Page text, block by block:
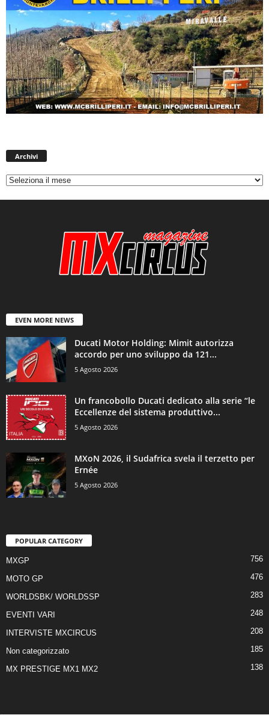
Archivi
EVEN MORE NEWS
Ducati Motor Holding: Mimit autorizza
accordo per uno sviluppo da 121...
5 Agosto 2026
Un francobollo Ducati dedicato alla serie “le
Eccellenze del sistema produttivo...
5 Agosto 2026
MXoN 2026, il Sudafrica svela il terzetto per
Ernée
5 Agosto 2026
POPULAR CATEGORY
MXGP 756
MOTO GP 476
WORLDSBK/ WORLDSSP 283
EVENTI VARI 248
INTERVISTE MXCIRCUS 208
Non categorizzato 185
MX PRESTIGE MX1 MX2 138